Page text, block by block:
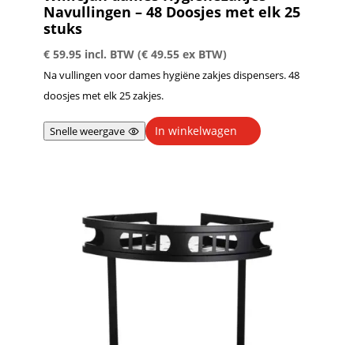
Navullingen – 48 Doosjes met elk 25
stuks
€59.95 incl. BTW (€49.55ex BTW)
Na vullingen voor dames hygiëne zakjes dispensers. 48
doosjes met elk 25 zakjes.
Snelle weergave In winkelwagen